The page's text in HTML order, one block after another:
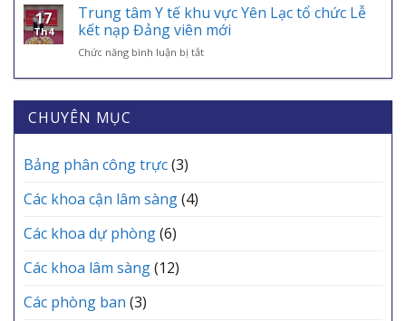
AN
SINH,
KHÓA
BẢO
MỖI
VNeID
KỲ
THÁNG
6
TRẠM
CÁC
ÂN
NHỮNG
“CHIẾN
BINH
THẦM
TẠI
17
Th4
Trung tâm Y tế khu vực Yên Lạc tổ chức Lễ
kết nạp Đảng viên mới
Chức năng bình luận bị tắtở
tâm
Y
CHUYÊN MỤC
Bảng phân công trực(3)
Các khoa cận lâm sàng(4)
Các khoa dự phòng(6)
Các khoa lâm sàng(12)
Các phòng ban (3)